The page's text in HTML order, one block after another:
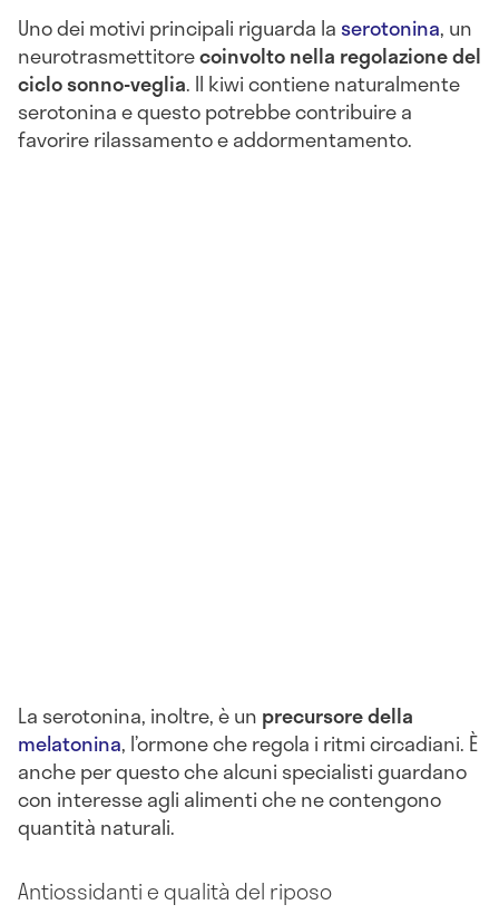
Uno dei motivi principali riguarda la serotonina, un
neurotrasmettitorecoinvolto nella regolazione del
ciclo sonno-veglia. Il kiwi contiene naturalmente
serotonina e questo potrebbe contribuire a
favorire rilassamento e addormentamento.
La serotonina, inoltre, è un precursore della
melatonina, l’ormone che regola i ritmi circadiani. È
anche per questo che alcuni specialisti guardano
con interesse agli alimenti che ne contengono
quantità naturali.
Antiossidanti e qualità del riposo